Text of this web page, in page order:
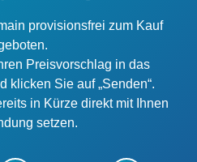
provisionsfrei zum Kauf
Preisvorschlag in das
klicken Sie auf „Senden“.
in Kürze direkt mit Ihnen
setzen.